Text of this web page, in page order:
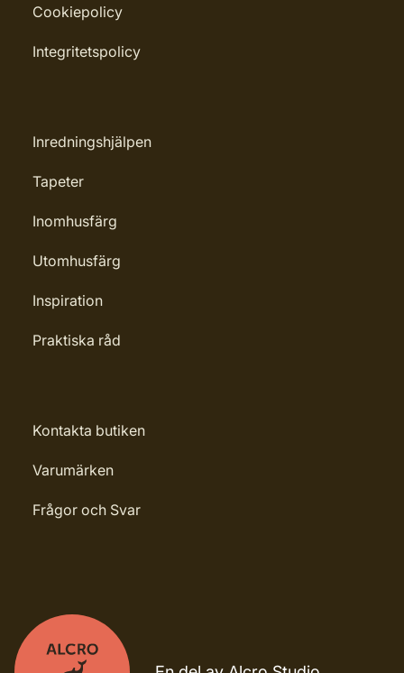
Cookiepolicy
Integritetspolicy
Inredningshjälpen
Tapeter
Inomhusfärg
Utomhusfärg
Inspiration
Praktiska råd
Kontakta butiken
Varumärken
Frågor och Svar